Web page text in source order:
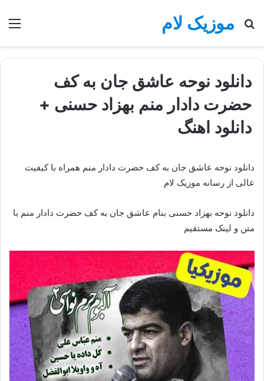
موزیک لام
جستجو
دانلود نوحه عاشق جان به کف
حضرت دادار منم بهزاد حسنی +
دانلود اهنگ
دانلود نوحه عاشق جان به کف حضرت دادار منم همراه با کیفیت
عالی از رسانه موزیک لام
دانلود نوحه بهزاد حسنی بنام عاشق جان به کف حضرت دادار منم با
متن و لینک مستقیم